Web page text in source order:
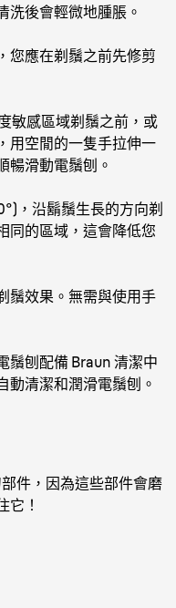
洗後會輕微地腫脹。
您應在剃鬚之前先修剪
敏感區域剃鬚之前，或
用空閒的一隻手拉伸一
暢滑動電鬚刨。
，沿鬍鬚生長的方向剃
同的區域，這會降低您
鬚效果。無需與使用手
鬚刨配備 Braun 清潔中
動清潔和潤滑電鬚刨。
件，因為這些部件會磨
它！